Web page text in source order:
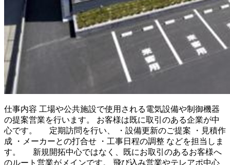
仕事内容 工場や公共施設で使用される電気設備や制御機器
の提案営業を行います。 お客様は既に取引のある企業が中
心です。 定期訪問を行い、 ・設備更新のご提案 ・見積作
成 ・メーカーとの打合せ ・工事日程の調整 などを担当しま
す。 新規開拓中心ではなく、既にお取引のあるお客様へ
のルート営業がメインです。 飛び込み営業やテレアポ中心